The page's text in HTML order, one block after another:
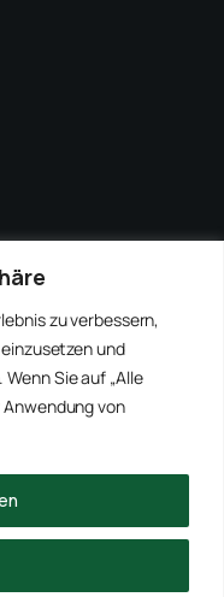
zu verbessern,
und
Sie auf „Alle
von
Profi NRW
vorbehalten